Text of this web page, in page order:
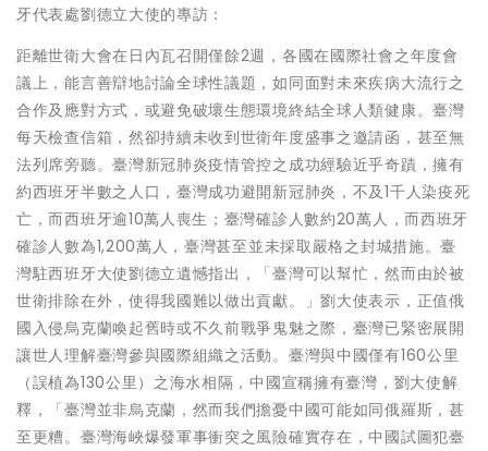
牙代表處劉德立大使的專訪：
距離世衛大會在日內瓦召開僅餘2週，各國在國際社會之年度會
議上，能言善辯地討論全球性議題，如同面對未來疾病大流行之
合作及應對方式，或避免破壞生態環境終結全球人類健康。臺灣
每天檢查信箱，然卻持續未收到世衛年度盛事之邀請函，甚至無
法列席旁聽。臺灣新冠肺炎疫情管控之成功經驗近乎奇蹟，擁有
約西班牙半數之人口，臺灣成功避開新冠肺炎，不及1千人染疫死
亡，而西班牙逾10萬人喪生；臺灣確診人數約20萬人，而西班牙
確診人數為1,200萬人，臺灣甚至並未採取嚴格之封城措施。臺
灣駐西班牙大使劉德立遺憾指出，「臺灣可以幫忙，然而由於被
世衛排除在外，使得我國難以做出貢獻。」劉大使表示，正值俄
國入侵烏克蘭喚起舊時或不久前戰爭鬼魅之際，臺灣已緊密展開
讓世人理解臺灣參與國際組織之活動。臺灣與中國僅有160公里
（誤植為130公里）之海水相隔，中國宣稱擁有臺灣，劉大使解
釋，「臺灣並非烏克蘭，然而我們擔憂中國可能如同俄羅斯，甚
至更糟。臺灣海峽爆發軍事衝突之風險確實存在，中國試圖犯臺